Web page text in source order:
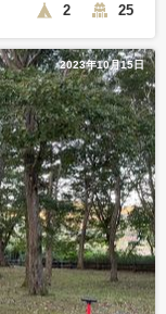
2 25
2023年10月15日